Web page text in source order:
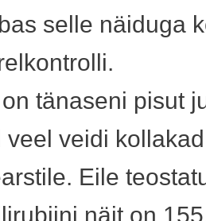
selle näiduga
tänaseni pisut
veel veidi
Eile
näit on